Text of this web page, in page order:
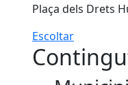
Plaça dels Drets
Escoltar